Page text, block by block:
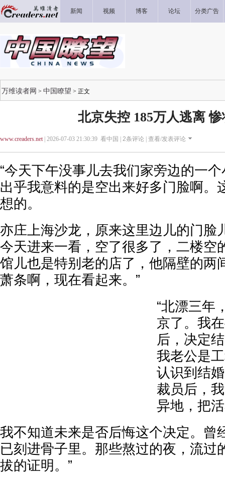
新闻 视频 博客 论坛 分类广告
万维读者网 > 中国瞭望 > 正文
北京失控 185万人逃离
www.creaders.net| 2026-07-03 21:30:39 看中国 | 2条评论 | 查看/发表评论
“今天下午没事儿去我们家旁边的一
出乎我意料的是空出来好多门脸啊。
想的。
亦庄上海沙龙，原来这里边儿的门脸
今天进来一看，空了很多了，二楼空
馆儿也是特别老的店了，他隔壁的两
萧条啊，现在看起来。”
“北漂三年
京了。我
后，决定
我老公是
认识到结
裁员后，
异地，把
我不知道未来是否后悔这个决定。曾
已刻进骨子里。那些熬过的夜，流过
拔的证明。”